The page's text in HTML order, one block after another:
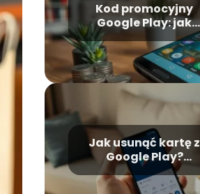
Kod promocyjny
Google Play: jak
zaoszczędzić na
zakupach online?
Jak usunąć kartę z
Google Play?
Praktyczny
przewodnik